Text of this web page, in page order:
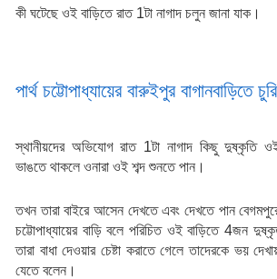
কী ঘটেছে ওই বাড়িতে রাত 1টা নাগাদ চলুন জানা যাক।
পার্থ চট্টোপাধ্যায়ের বারুইপুর বাগানবাড়িতে
স্থানীয়দের অভিযোগ রাত 1টা নাগাদ কিছু দুষ্কৃতি
ভাঙতে থাকলে ওনারা ওই শব্দ শুনতে পান।
তখন তারা বাইরে আসেন দেখতে এবং দেখতে পান বেগমপুরে
চট্টোপাধ্যায়ের বাড়ি বলে পরিচিত ওই বাড়িতে 4জন
তারা বাধা দেওয়ার চেষ্টা করাতে গেলে তাদেরকে ভয়
যেতে বলেন।